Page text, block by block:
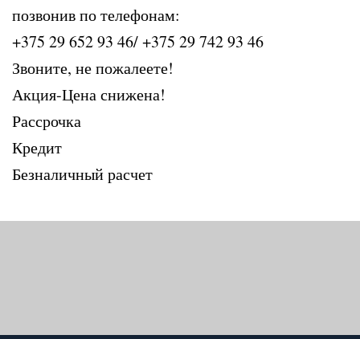
позвонив по телефонам:
+375 29 652 93 46/ +375 29 742 93 46
Звоните, не пожалеете!
Акция-Цена снижена!
Рассрочка
Кредит
Безналичный расчет